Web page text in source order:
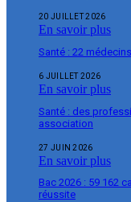
20 JUILLET 2026
En savoir plus
Santé : 22
6 JUILLET 2026
En savoir plus
Santé : des
association
27 JUIN 2026
En savoir plus
Bac 2026 : 59 162
réussite